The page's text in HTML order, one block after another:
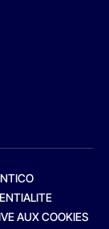
AUX COOKIES